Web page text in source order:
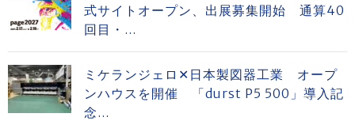
式サイトオープン、出展募集開始 通算40
回目・...
ミケランジェロ✕日本製図器工業 オープ
ンハウスを開催 「durst P5 500」導入記
念...